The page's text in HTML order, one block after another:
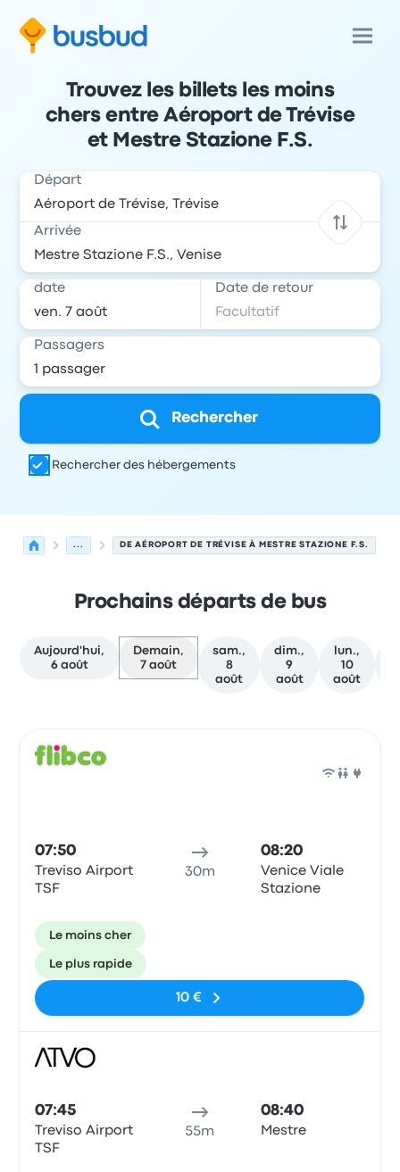
Trouvez les billets les moins
chers entre Aéroport de Trévise
et Mestre Stazione F.S.
Départ
Arrivée
date Date de retour
Passagers
Rechercher
Rechercher des hébergements
... DE AÉROPORT DE TRÉVISE À MESTRE STAZIONE F.S.
Prochains départs de bus
Aujourd'hui,
6 août
Demain,
7 août
sam.,
8
août
dim.,
9
août
lun.,
10
août
07:50
Treviso Airport
TSF
30m
08:20
Venice Viale
Stazione
Le moins cher
Le plus rapide
10 €
07:45
Treviso Airport
TSF
55m
08:40
Mestre